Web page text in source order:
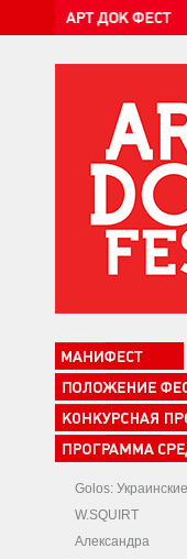
Golos:
W.SQUIRT
Александра